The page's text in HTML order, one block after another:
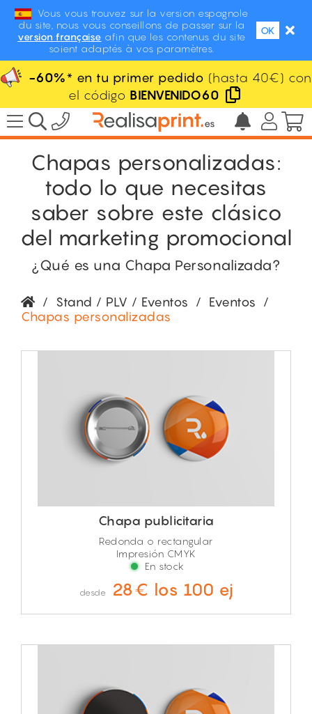
Vous vous trouvez sur la version espagnole
du site, nous vous conseillons de passer sur la
version française afin que les contenus du site
soient adaptés à vos paramètres.
OK
-60%* en tu primer pedido (hasta 40€) con
el código BIENVENIDO60
Chapas personalizadas:
todo lo que necesitas
saber sobre este clásico
del marketing promocional
¿Qué es una Chapa Personalizada?
/ Stand / PLV / Eventos / Eventos
/
Chapas personalizadas
Chapa publicitaria
Redonda o rectangular
Impresión CMYK
En stock
desde 28€ los 100 ej